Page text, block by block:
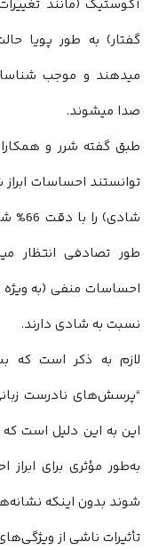
آکوستیک (مانند
گفتار) به طور پویا
میدهند و موجب
صدا میشوند.
طبق گفته شرر و
توانستند احساسات
شادی)
طور تصادفی انتظار
احساسات منفی (به
نسبت به شادی دارند.
لازم به ذکر است که
“پرسش‌های نادرست
این به این دلیل است
به‌طور مؤثری برای
شوند بدون اینکه
تأثیرات ناشی از